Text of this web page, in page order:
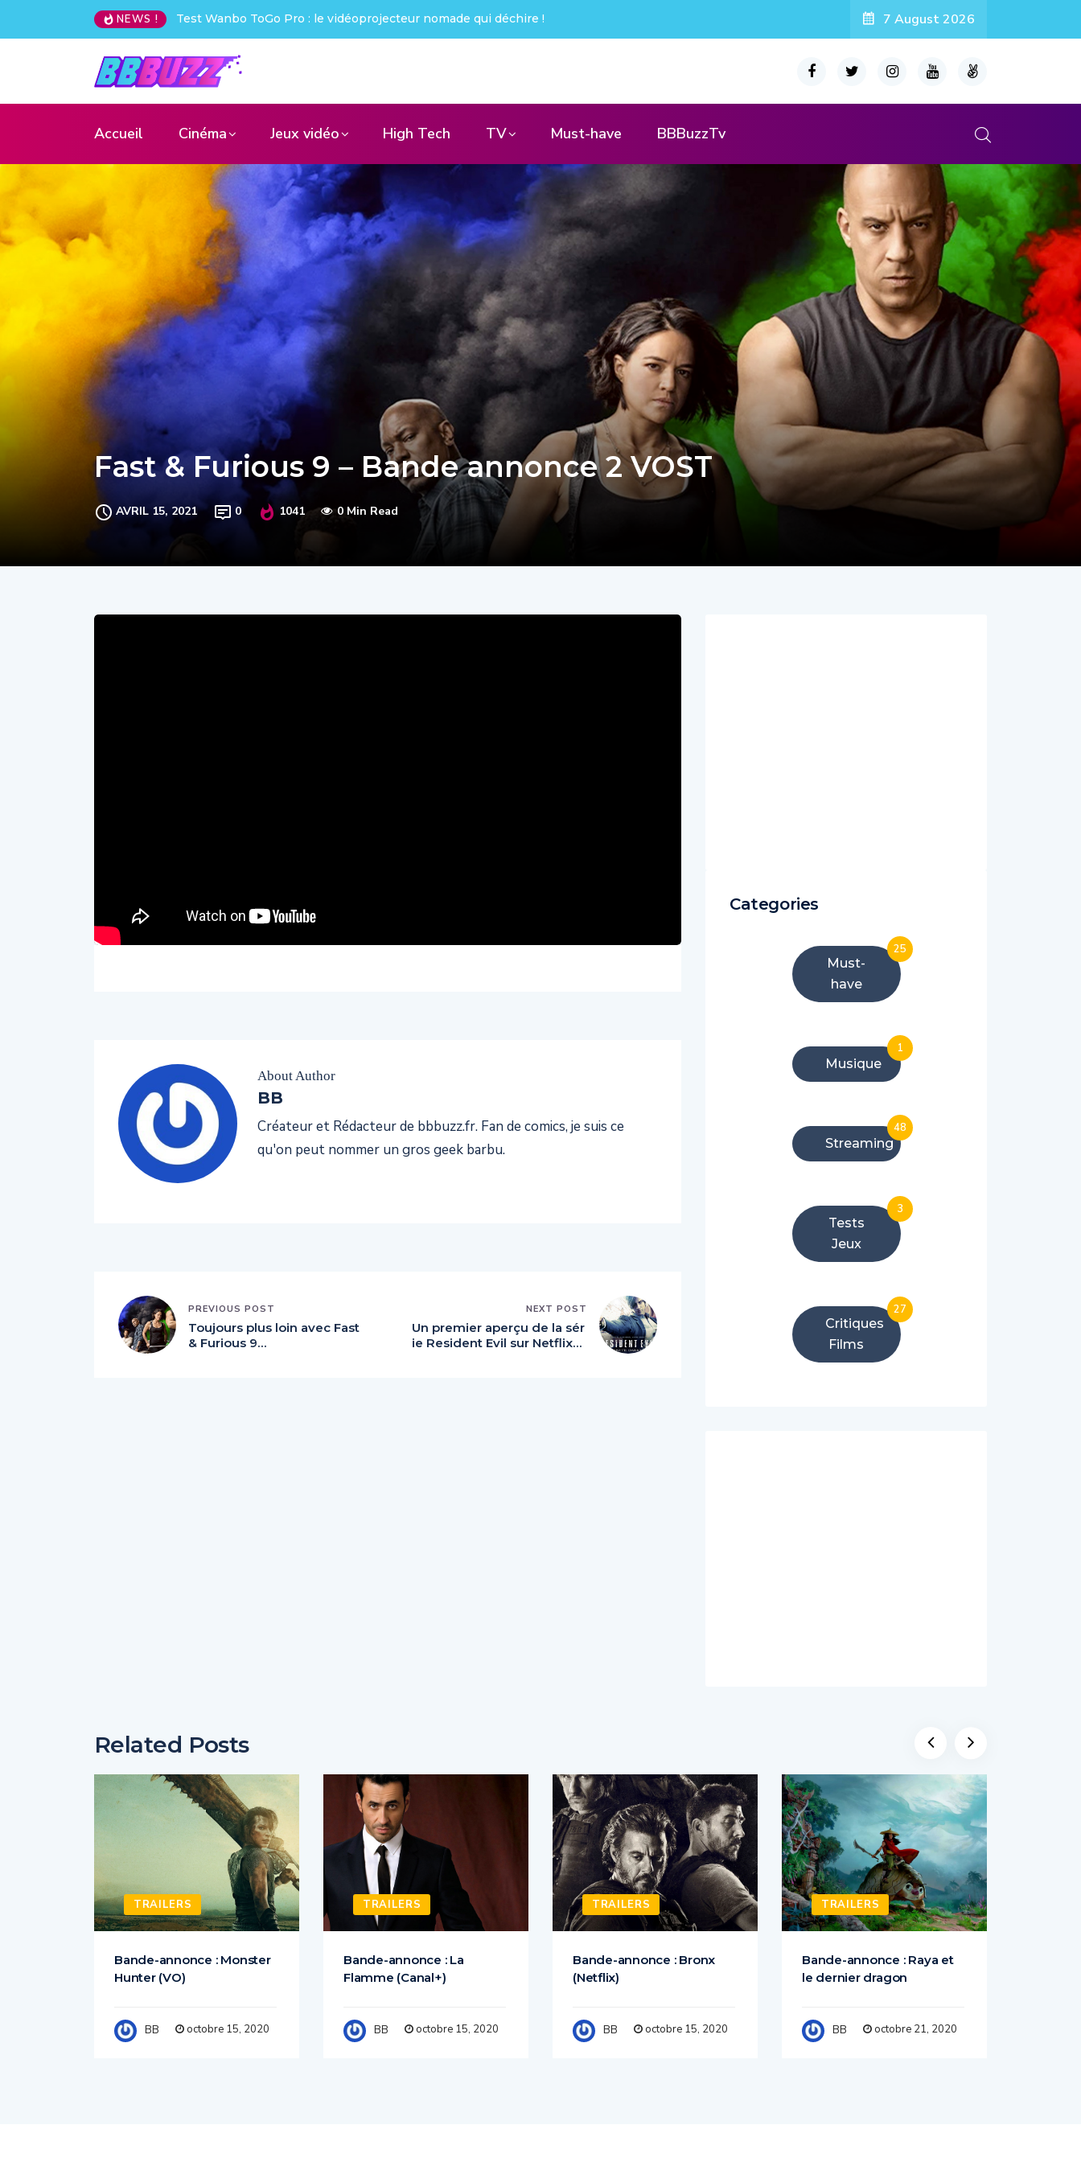
NEWS !
ToGo Pro : le vidéoprojecteur nomade qui déchire !Creative Pebble X : j’ai été choqué ! 7 August 2026
Accueil Cinéma Jeux vidéo High Tech TV Must-have BBBuzzTv
Fast & Furious 9 – Bande annonce 2 VOST
AVRIL 15, 2021 0 1041 0 Min Read
About Author
BB
Créateur et Rédacteur de bbbuzz.fr. Fan de comics, je suis ce
qu'on peut nommer un gros geek barbu.
PREVIOUS POST
Toujours plus loin avec Fast
& Furious 9…
NEXT POST
Un premier aperçu de la sér
ie Resident Evil sur Netflix…
Categories
Must-
have
25
Musique
1
Streaming
48
Tests
Jeux
3
Critiques
Films
27
Related Posts
TRAILERS
Bande-annonce : Monster
Hunter (VO)
BB octobre 15, 2020
TRAILERS
Bande-annonce : La
Flamme (Canal+)
BB octobre 15, 2020
TRAILERS
Bande-annonce : Bronx
(Netflix)
BB octobre 15, 2020
TRAILERS
Bande-annonce : Raya et
le dernier dragon
BB octobre 21, 2020